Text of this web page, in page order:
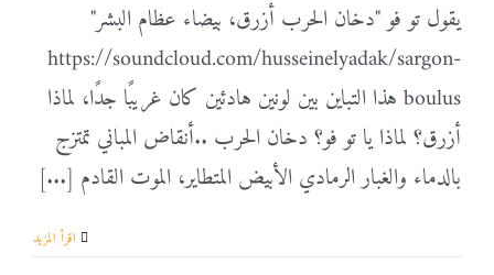
يقول تو فو "دخان الحرب أزرق، بيضاء عظام البشر"
https://soundcloud.com/husseinelyadak/sargon-
boulus هذا التباين بين لونين هادئين كان غريبًا جدًا، لماذا
أزرق؟ لماذا يا تو فو؟ دخان الحرب ..أنقاض المباني تمتزج
بالدماء والغبار الرمادي الأبيض المتطاير، الموت القادم [...]